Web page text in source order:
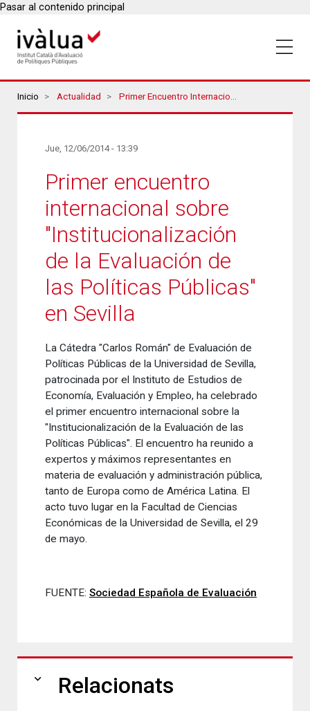
Pasar al contenido principal
Breadcrumbs
Inicio Actualidad Primer Encuentro Internacional Sobre "Institucionalización De La Evaluación De Las Políticas Públicas" En Sevilla
Jue, 12/06/2014 - 13:39
Primer encuentro
internacional sobre
"Institucionalización
de la Evaluación de
las Políticas Públicas"
en Sevilla
La Cátedra "Carlos Román" de Evaluación de
Políticas Públicas de la Universidad de Sevilla,
patrocinada por el Instituto de Estudios de
Economía, Evaluación y Empleo, ha celebrado
el primer encuentro internacional sobre la
"Institucionalización de la Evaluación de las
Políticas Públicas". El encuentro ha reunido a
expertos y máximos representantes en
materia de evaluación y administración pública,
tanto de Europa como de América Latina. El
acto tuvo lugar en la Facultad de Ciencias
Económicas de la Universidad de Sevilla, el 29
de mayo.
FUENTE: Sociedad Española de Evaluación
expand_more Relacionats